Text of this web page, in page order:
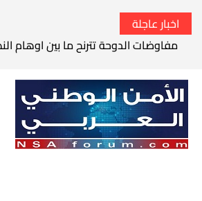
اخبار عاجلة
مفاوضات الدوحة تترنح ما بين اوهام